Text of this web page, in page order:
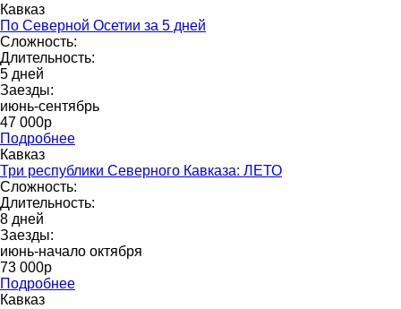
Кавказ
По Северной Осетии за 5 дней
Сложность:
Длительность:
5 дней
Заезды:
июнь-сентябрь
47 000р
Подробнее
Кавказ
Три республики Северного Кавказа: ЛЕТО
Сложность:
Длительность:
8 дней
Заезды:
июнь-начало октября
73 000p
Подробнее
Кавказ